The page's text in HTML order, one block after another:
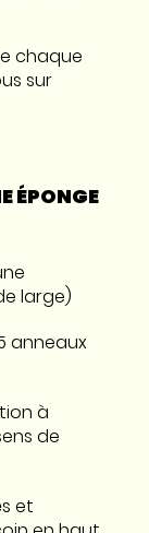
chaque
sur
ÉPONGE
large)
anneaux
à
de
et